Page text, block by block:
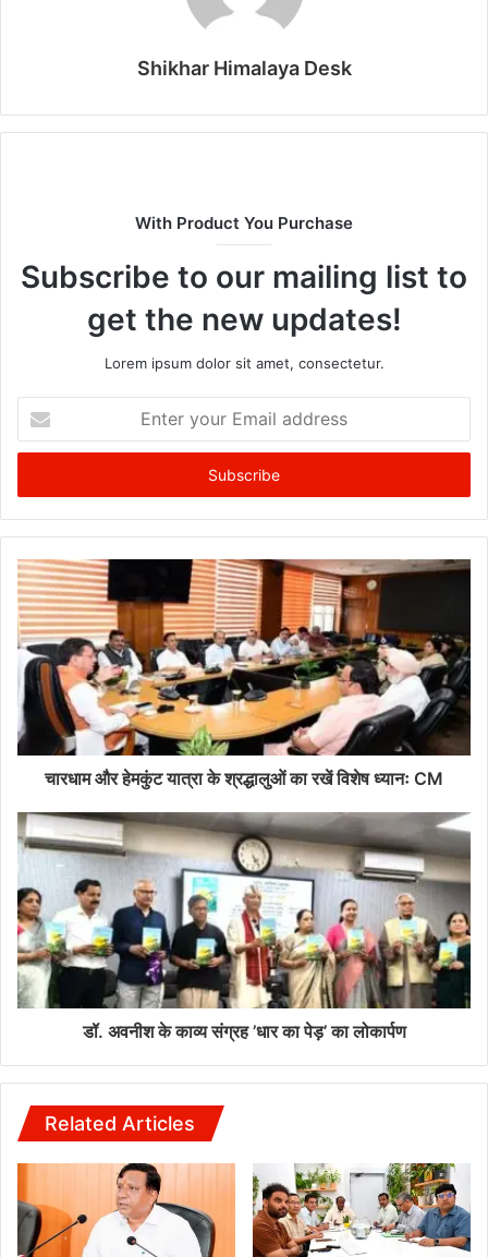
Shikhar Himalaya Desk
With Product You Purchase
Subscribe to our mailing list to
get the new updates!
Lorem ipsum dolor sit amet, consectetur.
your
Email
चारधाम और हेमकुंट यात्रा के श्रद्धालुओं का रखें विशेष ध्यानः CM
डॉ. अवनीश के काव्य संग्रह ’धार का पेड़’ का लोकार्पण
Related Articles